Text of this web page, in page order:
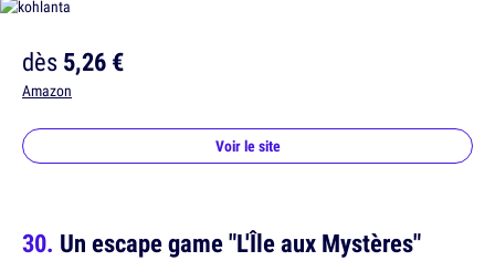
dès5,26 €
Amazon
Voir le site
Un escape game "L'Île aux Mystères"